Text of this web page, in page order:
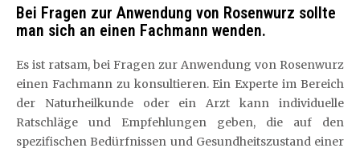
Bei Fragen zur Anwendung von Rosenwurz sollte
man sich an einen Fachmann wenden.
Es ist ratsam, bei Fragen zur Anwendung von Rosenwurz
einen Fachmann zu konsultieren. Ein Experte im Bereich
der Naturheilkunde oder ein Arzt kann individuelle
Ratschläge und Empfehlungen geben, die auf den
spezifischen Bedürfnissen und Gesundheitszustand einer